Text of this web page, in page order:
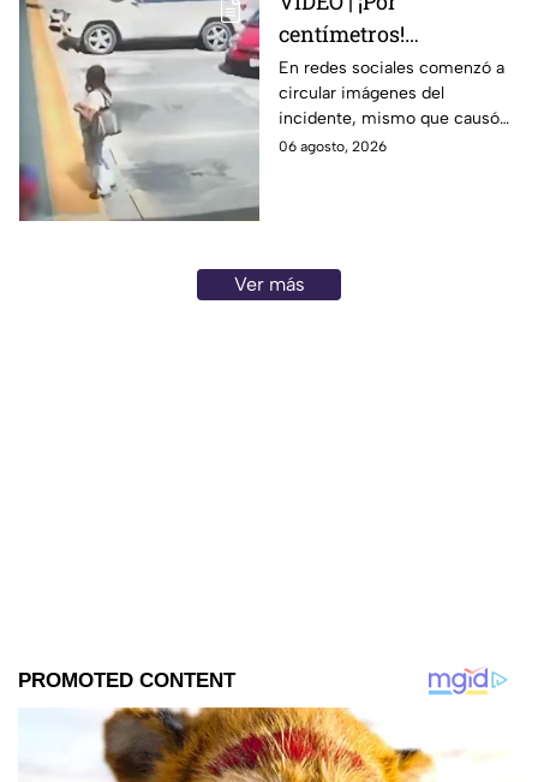
centímetros!
Automovilista casi
4tropella a una familia
en reconocida plaza
comercial
En redes sociales comenzó a
circular imágenes del
incidente, mismo que causó
diversas reacciones entre los
06 agosto, 2026
Ver más